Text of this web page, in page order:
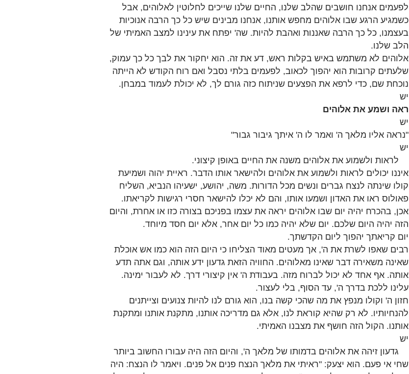
לפעמים אנחנו חושבים שהלב שלנו, החיים שלנו שייכים לחלוטין לאלוהים, אבל
כשמגיע הרגע שבו אלוהים מחפש אותנו, אנחנו מבינים שיש כל כך הרבה אנוכיות
בעצמנו, כל כך הרבה שאננות ואהבת להיות. שה' יפתח את עינינו למצב האמיתי של
הלב שלנו.
אלוהים לא משתמש באיש בקלות ראש, דע את זה. הוא יחקור את לבך כל כך עמוק,
שלעתים קרובות הוא יהפוך לכאוב, לפעמים בלתי נסבל ואם רוח הקודש לא הייתה
נוכחת שם, כדי לרפא את הפצעים שניתוח כזה גורם לך, לא יכולת לעמוד במבחן.
יש
ראה ושמע את אלוהים
יש
"נראה אליו מלאך ה' ואמר לו ה' איתך גיבור גבור"
יש
לראות ולשמוע את אלוהים משנה את החיים באופן קיצוני.
איננו יכולים לראות ולשמוע את אלוהים ולהישאר אותו הדבר. ראיית יהוה ושמיעת
קולו שינתה לנצח גברים ונשים מכל הדורות. משה, יהושע, ישעיהו הנביא, השליח
פאולוס ראו את האדון ושמעו אותו, והם לא יכלו להישאר חסרי רגישות לקריאתו.
אכן, בהכרח יהיה יום שבו אלוהים יראה את עצמו בפניכם בצורה כזו או אחרת, והיום
הזה יהיה היום שלכם. יום שלא יהיה כמו כל יום אחר, אלא יום חסד מיוחד.
יום קריאתך יהפוך ליום הקדשתך.
רבים שאפו לשרת את ה', אך מעטים מאוד הצליחו כי היום הזה הוא כמו אש אוכלת
שאינה משאירה דבר שאינו מאלוהים. החוויה הזאת גדעון ידע אותה, וגם אתה תדע
אותה. אף אחד לא יכול לברוח מזה. בעבודת ה' אין קיצורי דרך. לא לעבור ימינה.
עלינו ללכת בדרך ה', עד הסוף, בלי לעצור.
חזון ה' וקולו מנפץ את מה שהכי קשה בנו, הוא גורם לנו להיות צנועים וצייתנים
להנחיותיו. לא רק שהיא קוראת לנו, אלא גם מדריכה אותנו, מתקנת אותנו ומתקנת
אותנו. הקול הזה חושף את מצבנו האמיתי.
יש
גדעון זיהה את אלוהים בדמותו של מלאך ה', והיום הזה היה עבורו החשוב ביותר
שחי אי פעם. הוא יצעק: "ראיתי את מלאך הנצח פנים אל פנים. ויאמר לו הנצח: היה